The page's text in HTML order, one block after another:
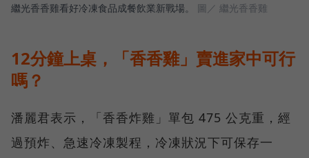
繼光香香雞看好冷凍食品成餐飲業新戰場。 圖／ 繼光香香雞
12分鐘上桌，「香香雞」賣進家中可行
嗎？
潘麗君表示，「香香炸雞」單包 475 公克重，經
過預炸、急速冷凍製程，冷凍狀況下可保存一